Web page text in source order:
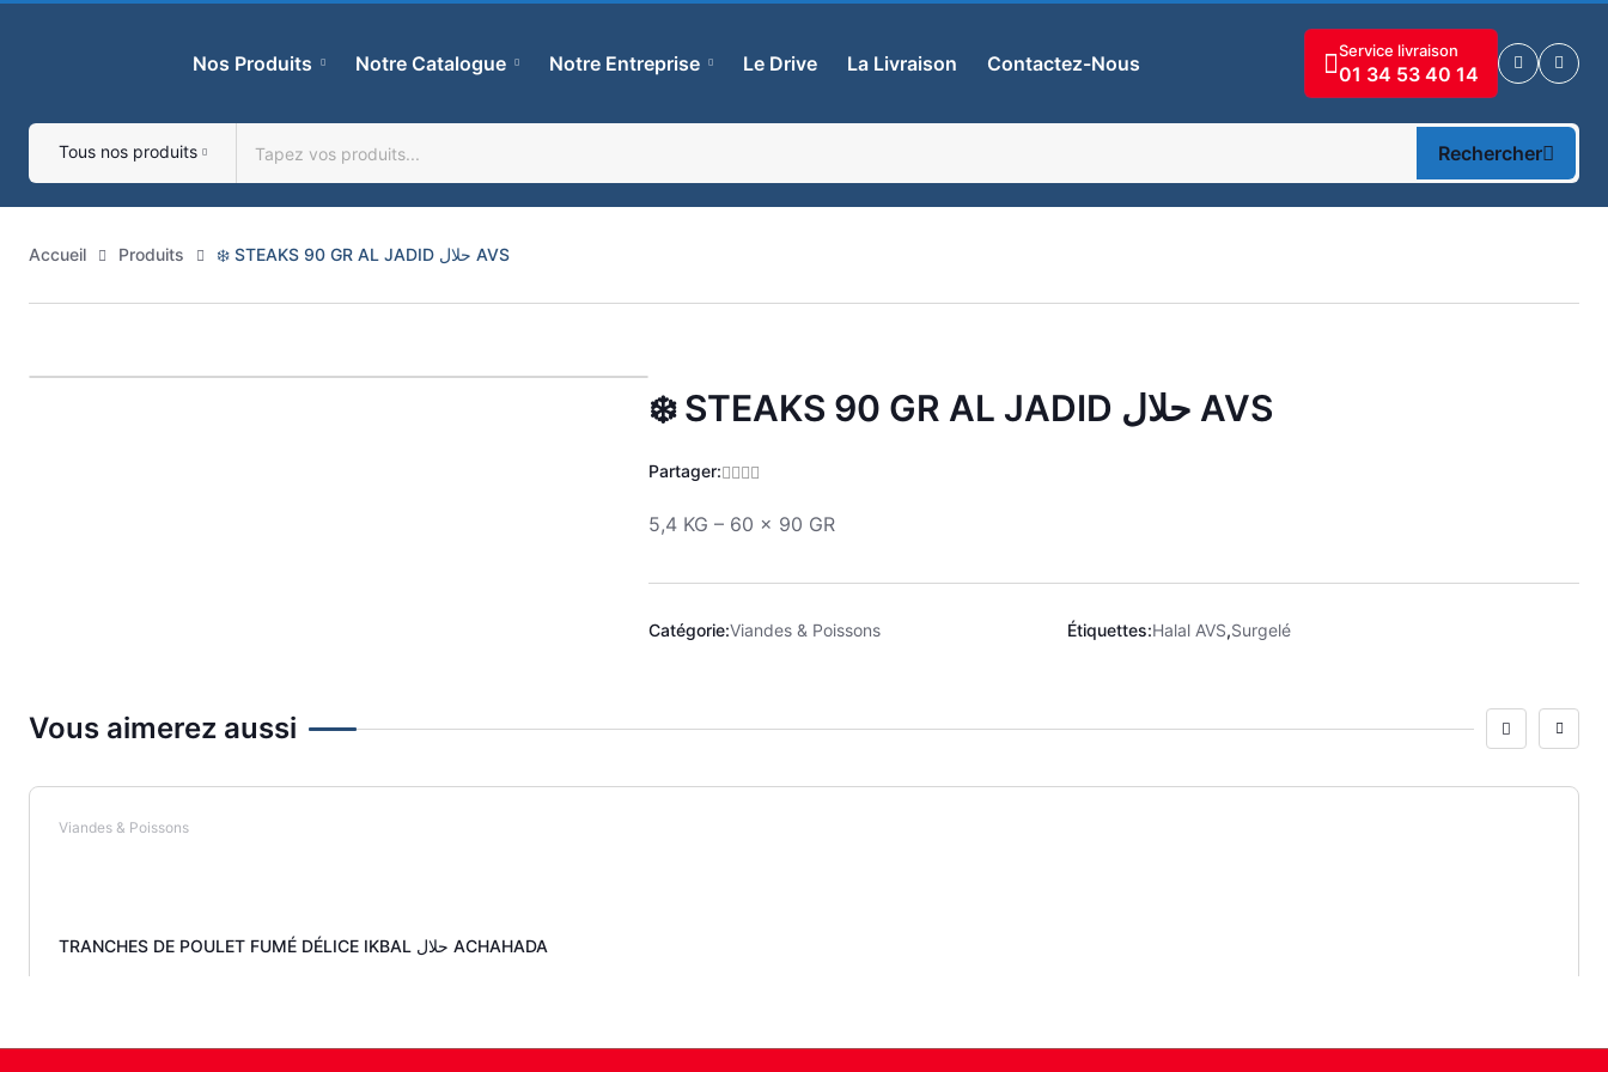
Nos Produits Notre Catalogue Notre Entreprise Le Drive La Livraison Contactez-Nous
Service livraison
01 34 53 40 14
Tous nos produits Rechercher
Accueil Produits ❄️ STEAKS 90 GR AL JADID حلال AVS
Zoom ❄️ STEAKS 90 GR AL JADID حلال AVS
Partager:
5,4 KG – 60 x 90 GR
Catégorie:Viandes & Poissons Étiquettes:Halal AVS,Surgelé
Vous aimerez aussi
Viandes & Poissons
TRANCHES DE POULET FUMÉ DÉLICE IKBAL حلال ACHAHADA